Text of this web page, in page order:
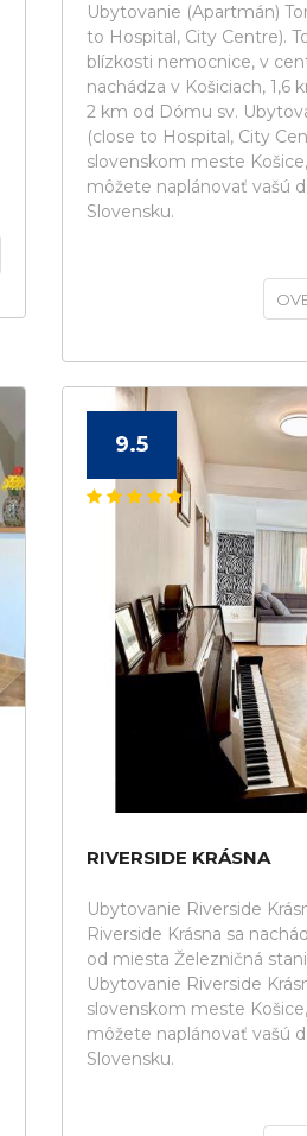
Ubytovanie (Apartmán)
to Hospital, City Centre).
blízkosti nemocnice, v
nachádza v Košiciach, 1,6
2 km od Dómu sv.
(close to Hospital, City
slovenskom meste
môžete naplánovať vašú
Slovensku.
9.5
RIVERSIDE KRÁSNA
Ubytovanie Riverside
Riverside Krásna sa
od miesta Železničná
Ubytovanie Riverside
slovenskom meste
môžete naplánovať vašú
Slovensku.